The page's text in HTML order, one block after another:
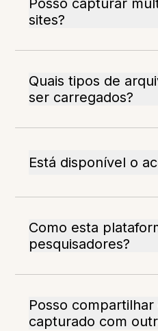
Posso capturar
sites?
Quais tipos de
ser carregados?
Está disponível o
Como esta
pesquisadores?
Posso
capturado com